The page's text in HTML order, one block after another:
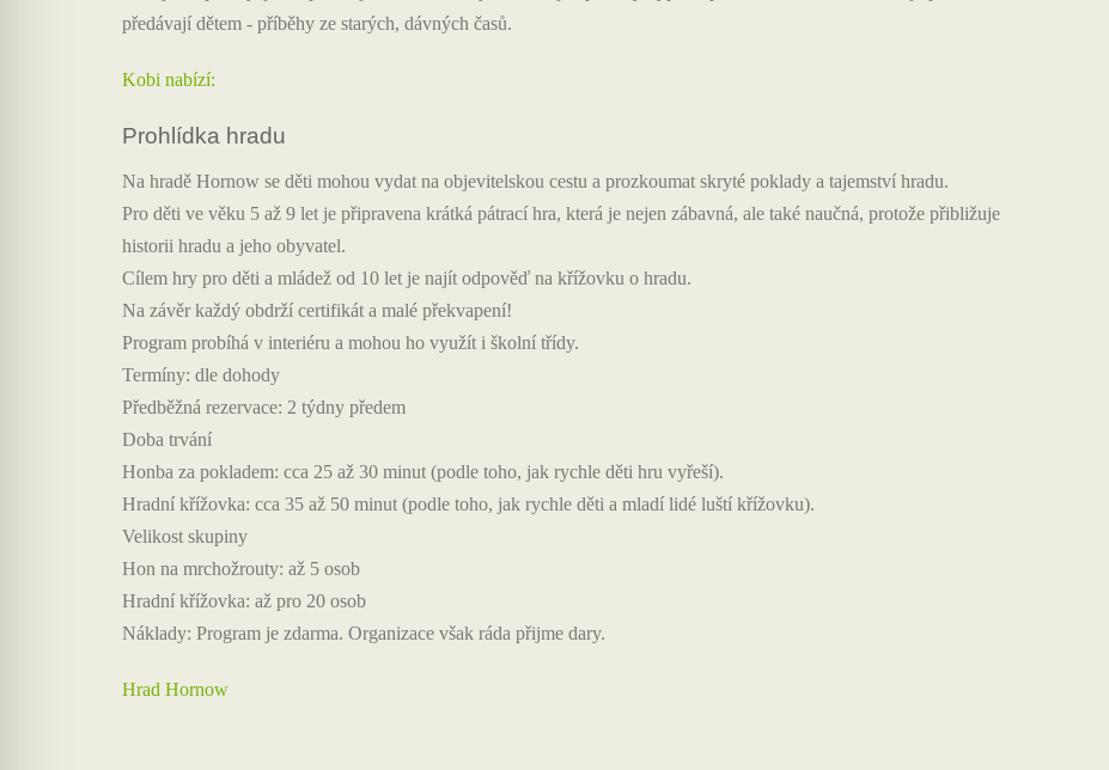
předávají dětem - příběhy ze starých, dávných časů.
Kobi nabízí:
Prohlídka hradu
Na hradě Hornow se děti mohou vydat na objevitelskou cestu a prozkoumat skryté poklady a tajemství hradu.
Pro děti ve věku 5 až 9 let je připravena krátká pátrací hra, která je nejen zábavná, ale také naučná, protože přibližuje
historii hradu a jeho obyvatel.
Cílem hry pro děti a mládež od 10 let je najít odpověď na křížovku o hradu.
Na závěr každý obdrží certifikát a malé překvapení!
Program probíhá v interiéru a mohou ho využít i školní třídy.
Termíny: dle dohody
Předběžná rezervace: 2 týdny předem
Doba trvání
Honba za pokladem: cca 25 až 30 minut (podle toho, jak rychle děti hru vyřeší).
Hradní křížovka: cca 35 až 50 minut (podle toho, jak rychle děti a mladí lidé luští křížovku).
Velikost skupiny
Hon na mrchožrouty: až 5 osob
Hradní křížovka: až pro 20 osob
Náklady: Program je zdarma. Organizace však ráda přijme dary.
Hrad Hornow